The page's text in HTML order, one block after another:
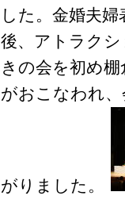
した。金婚夫
後、アトラク
きの会を初め
がおこなわれ
がりました。